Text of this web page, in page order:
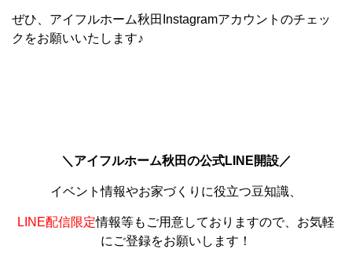
ぜひ、アイフルホーム秋田Instagramアカウントのチェッ
クをお願いいたします♪
＼アイフルホーム秋田の公式LINE開設／
イベント情報やお家づくりに役立つ豆知識、
LINE配信限定情報等もご用意しておりますので、お気軽
にご登録をお願いします！